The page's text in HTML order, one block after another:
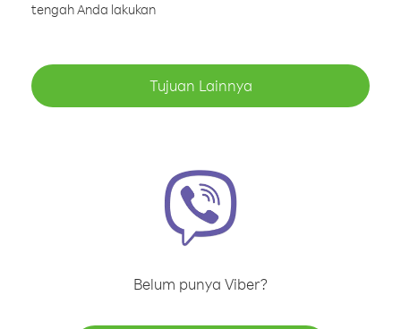
tengah Anda lakukan
Tujuan Lainnya
Belum punya Viber?